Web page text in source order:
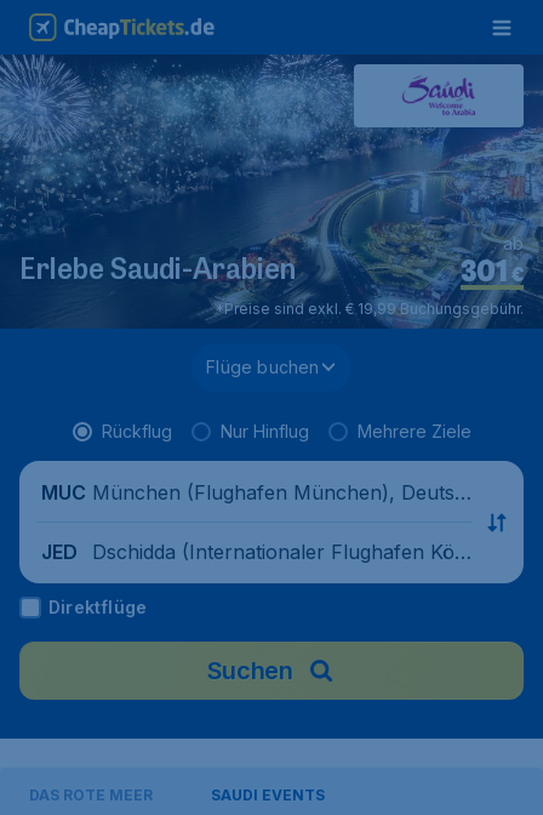
Erlebe Saudi-Arabien €
301
ab
*Preise sind exkl. € 19,99 Buchungsgebühr.
Flüge buchen
Rückflug Nur Hinflug Mehrere Ziele
MUC München (Flughafen München), Deutsc
JED
Dschidda (Internationaler Flughafen Köni
g Abd al-Aziz), Saudi-Arabien
Direktflüge
Suchen
DAS ROTE MEER SAUDI EVENTS